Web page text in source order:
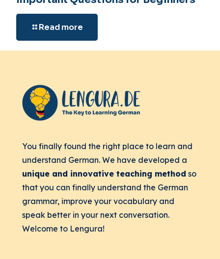
Read more
You finally found the right place to learn and
understand German. We have developed a
unique and innovative teaching method so
that you can finally understand the German
grammar, improve your vocabulary and
speak better in your next conversation.
Welcome to Lengura!